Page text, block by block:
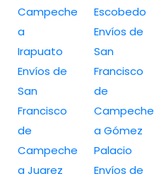
Campeche
a
Irapuato
Envíos de
San
Francisco
de
Campeche
a Juarez
Escobedo
Envíos de
San
Francisco
de
Campeche
a Gómez
Palacio
Envíos de